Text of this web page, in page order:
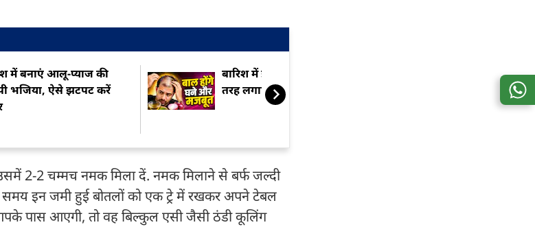
में बनाएं आलू-प्याज की
भजिया, ऐसे झटपट करें
बारिश में झड़ रहे बाल? सिर पर इस
तरह लगाएं प्याज का रस
सादे आलू
बनाएं कुट्टू
2-2 चम्मच नमक मिला दें. नमक मिलाने से बर्फ जल्दी
समय इन जमी हुई बोतलों को एक ट्रे में रखकर अपने टेबल
पास आएगी, तो वह बिल्कुल एसी जैसी ठंडी कूलिंग